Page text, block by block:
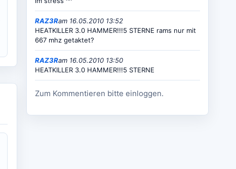
RAZ3Ram 16.05.2010 13:52
HEATKILLER 3.0 HAMMER!!!5 STERNE rams nur mit
667 mhz getaktet?
RAZ3Ram 16.05.2010 13:50
HEATKILLER 3.0 HAMMER!!!5 STERNE
Zum Kommentieren bitte einloggen.